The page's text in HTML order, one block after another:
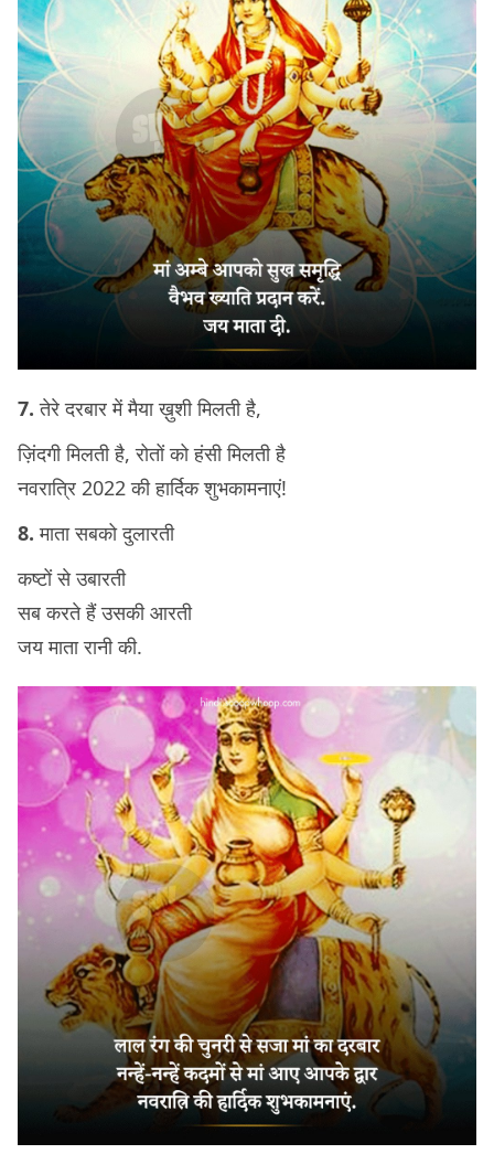
7. तेरे दरबार में मैया ख़ुशी मिलती है,
ज़िंदगी मिलती है, रोतों को हंसी मिलती है
नवरात्रि 2022 की हार्दिक शुभकामनाएं!
8.माता सबको दुलारती
कष्टों से उबारती
सब करते हैं उसकी आरती
जय माता रानी की.